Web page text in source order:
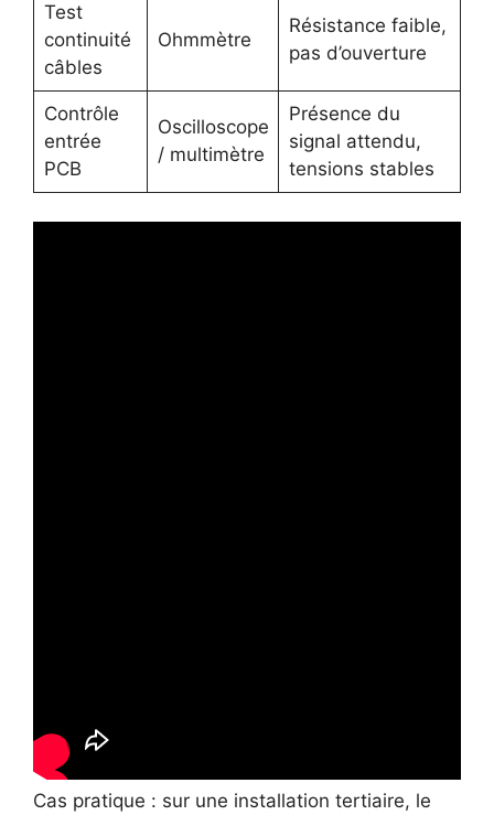
Test
continuité
câbles
Ohmmètre
Résistance faible,
pas d’ouverture
Contrôle
entrée
PCB
Oscilloscope
/ multimètre
Présence du
signal attendu,
tensions stables
Cas pratique : sur une installation tertiaire, le